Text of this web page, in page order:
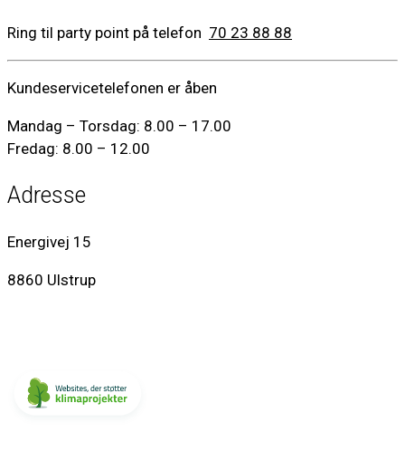
Ring til party point på telefon 70 23 88 88
Kundeservicetelefonen er åben
Mandag – Torsdag: 8.00 – 17.00
Fredag: 8.00 – 12.00
Adresse
Energivej 15
8860 Ulstrup